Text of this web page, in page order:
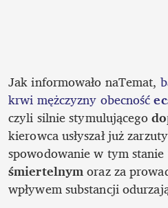
Jak informowało naTemat,
krwi mężczyzny obecność
czyli silnie stymulującego
kierowca usłyszał już
spowodowanie w tym stanie
śmiertelnym oraz za
wpływem substancji